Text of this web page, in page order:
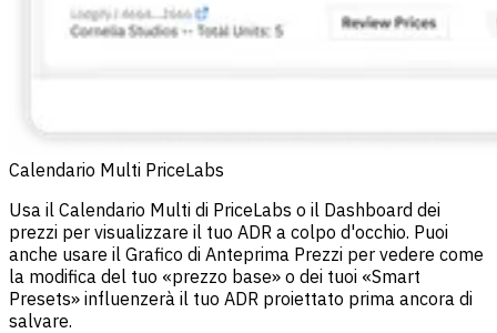
Calendario Multi PriceLabs
Usa il Calendario Multi di PriceLabs o il Dashboard dei
prezzi per visualizzare il tuo ADR a colpo d'occhio. Puoi
anche usare il Grafico di Anteprima Prezzi per vedere come
la modifica del tuo «prezzo base» o dei tuoi «Smart
Presets» influenzerà il tuo ADR proiettato prima ancora di
salvare.